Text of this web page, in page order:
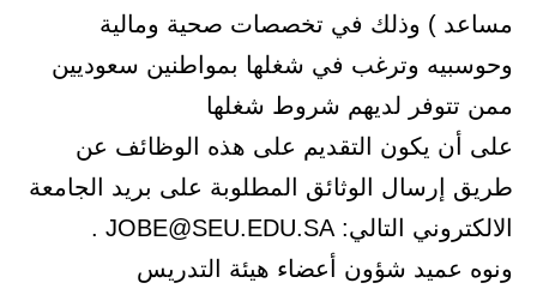
مساعد ) وذلك في تخصصات صحية ومالية
وحوسبيه وترغب في شغلها بمواطنين سعوديين
ممن تتوفر لديهم شروط شغلها
على أن يكون التقديم على هذه الوظائف عن
طريق إرسال الوثائق المطلوبة على بريد الجامعة
الالكتروني التالي: JOBE@SEU.EDU.SA .
ونوه عميد شؤون أعضاء هيئة التدريس